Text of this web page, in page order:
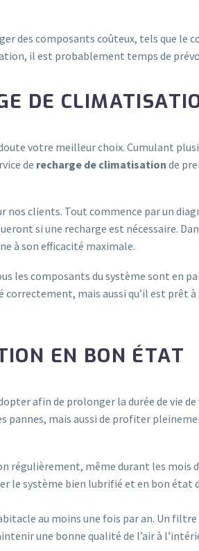
des composants coûteux, tels que le
il est probablement temps de
DE
votre meilleur choix. Cumulant
de recharge de climatisation de
nos clients. Tout commence par un
si une recharge est nécessaire.
à son efficacité maximale.
les composants du système sont en
mais aussi qu’il est prêt
EN BON ÉTAT
afin de prolonger la durée de vie
mais aussi de profiter
même durant les mois
le système bien lubrifié et en bon état
au moins une fois par an. Un
une bonne qualité de l’air à